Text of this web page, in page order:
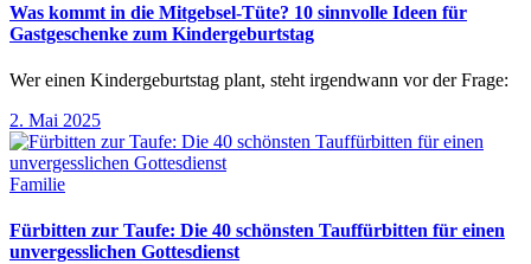
Was kommt in die Mitgebsel-Tüte? 10 sinnvolle Ideen für
Gastgeschenke zum Kindergeburtstag
Wer einen Kindergeburtstag plant, steht irgendwann vor der Frage:
2. Mai 2025
Familie
Fürbitten zur Taufe: Die 40 schönsten Tauffürbitten für einen
unvergesslichen Gottesdienst